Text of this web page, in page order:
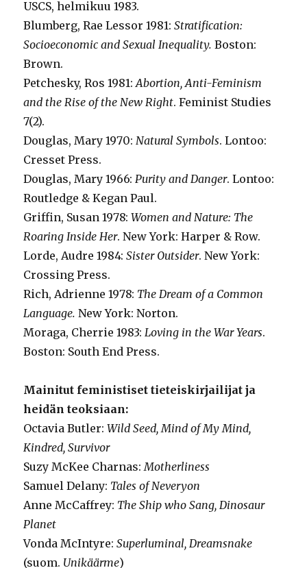
USCS, helmikuu 1983.
Blumberg, Rae Lessor 1981:Stratification:
Socioeconomic and Sexual Inequality. Boston:
Brown.
Petchesky, Ros 1981:Abortion, Anti-Feminism
and the Rise of the New Right. Feminist Studies
7(2).
Douglas, Mary 1970: Natural Symbols. Lontoo:
Cresset Press.
Douglas, Mary 1966: Purity and Danger. Lontoo:
Routledge & Kegan Paul.
Griffin, Susan 1978:Women and Nature: The
Roaring Inside Her. New York: Harper & Row.
Lorde, Audre 1984:Sister Outsider. New York:
Crossing Press.
Rich, Adrienne 1978: The Dream of a Common
Language. New York: Norton.
Moraga, Cherrie 1983: Loving in the War Years.
Boston: South End Press.
Mainitut feministiset tieteiskirjailijat ja
heidän teoksiaan:
Octavia Butler:Wild Seed, Mind of My Mind,
Kindred, Survivor
Suzy McKee Charnas: Motherliness
Samuel Delany: Tales of Neveryon
Anne McCaffrey: The Ship who Sang, Dinosaur
Planet
Vonda McIntyre:Superluminal, Dreamsnake
(suom. Unikäärme)